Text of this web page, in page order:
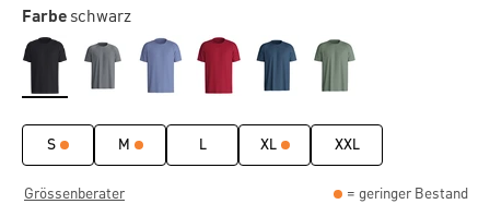
Farbeschwarz
S M L XL XXL
Grössenberater = geringer Bestand